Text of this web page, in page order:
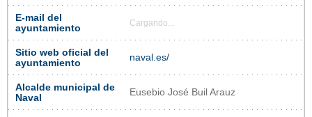
E-mail del
ayuntamiento
Cargando...
Sitio web oficial del
ayuntamiento
naval.es/
Alcalde municipal de
Naval
Eusebio José Buil Arauz